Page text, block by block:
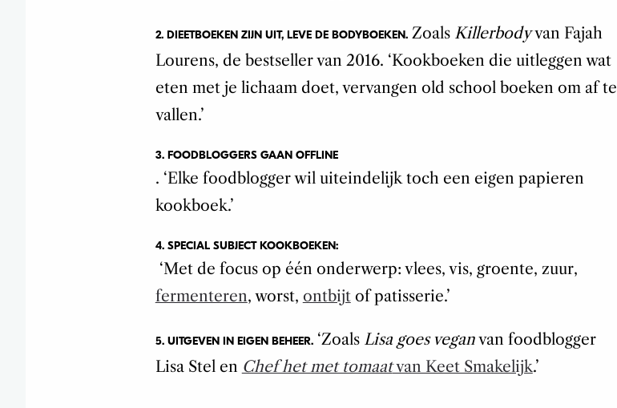
2. DIEETBOEKEN ZIJN UIT, LEVE DE BODYBOEKEN.Zoals Killerbodyvan Fajah
Lourens, de bestseller van 2016. ‘Kookboeken die uitleggen wat
eten met je lichaam doet, vervangen old school boeken om af te
vallen.’
3. FOODBLOGGERS GAAN OFFLINE
. ‘Elke foodblogger wil uiteindelijk toch een eigen papieren
kookboek.’
4. SPECIAL SUBJECT KOOKBOEKEN:
‘Met de focus op één onderwerp: vlees, vis, groente, zuur,
fermenteren, worst, ontbijtof patisserie.’
5. UITGEVEN IN EIGEN BEHEER.‘Zoals Lisa goes veganvan foodblogger
Lisa Stel en Chef het met tomaatvan Keet Smakelijk.’